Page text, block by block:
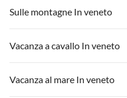
Sulle montagne In veneto
Vacanza a cavallo In veneto
Vacanza al mare In veneto